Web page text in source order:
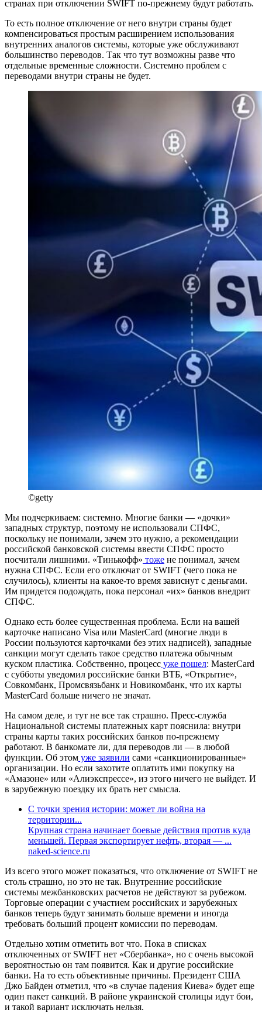
странах при отключении SWIFT по-прежнему будут работать.
То есть полное отключение от него внутри страны будет
компенсироваться простым расширением использования
внутренних аналогов системы, которые уже обслуживают
большинство переводов. Так что тут возможны разве что
отдельные временные сложности. Системно проблем с
переводами внутри страны не будет.
©getty
Мы подчеркиваем: системно. Многие банки — «дочки»
западных структур, поэтому не использовали СПФС,
поскольку не понимали, зачем это нужно, а рекомендации
российской банковской системы ввести СПФС просто
посчитали лишними. «Тинькофф» тоже не понимал, зачем
нужна СПФС. Если его отключат от SWIFT (чего пока не
случилось), клиенты на какое-то время зависнут с деньгами.
Им придется подождать, пока персонал «их» банков внедрит
СПФС.
Однако есть более существенная проблема. Если на вашей
карточке написано Visa или MasterCard (многие люди в
России пользуются карточками без этих надписей), западные
санкции могут сделать такое средство платежа обычным
куском пластика. Собственно, процесс уже пошел: MasterCard
с субботы уведомил российские банки ВТБ, «Открытие»,
Совкомбанк, Промсвязьбанк и Новикомбанк, что их карты
MasterCard больше ничего не значат.
На самом деле, и тут не все так страшно. Пресс-служба
Национальной системы платежных карт пояснила: внутри
страны карты таких российских банков по-прежнему
работают. В банкомате ли, для переводов ли — в любой
функции. Об этом уже заявили сами «санкционированные»
организации. Но если захотите оплатить ими покупку на
«Амазоне» или «Алиэкспрессе», из этого ничего не выйдет. И
в зарубежную поездку их брать нет смысла.
С точки зрения истории: может ли война на
территории...
Крупная страна начинает боевые действия против куда
меньшей. Первая экспортирует нефть, вторая — ...
naked-science.ru
Из всего этого может показаться, что отключение от SWIFT не
столь страшно, но это не так. Внутренние российские
системы межбанковских расчетов не действуют за рубежом.
Торговые операции с участием российских и зарубежных
банков теперь будут занимать больше времени и иногда
требовать больший процент комиссии по переводам.
Отдельно хотим отметить вот что. Пока в списках
отключенных от SWIFT нет «Сбербанка», но с очень высокой
вероятностью он там появится. Как и другие российские
банки. На то есть объективные причины. Президент США
Джо Байден отметил, что «в случае падения Киева» будет еще
один пакет санкций. В районе украинской столицы идут бои,
и такой вариант исключать нельзя.